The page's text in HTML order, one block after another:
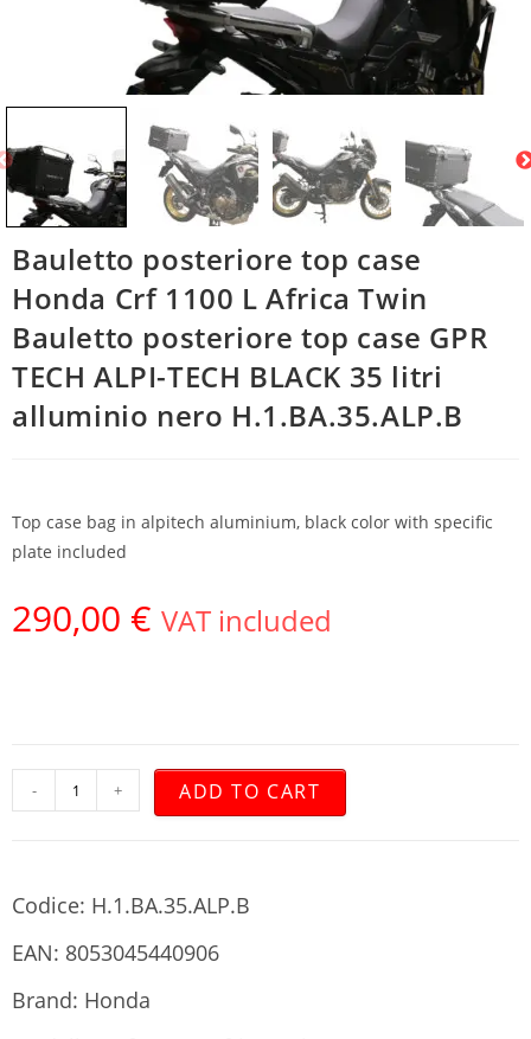
Bauletto posteriore top case
Honda Crf 1100 L Africa Twin
Bauletto posteriore top case GPR
TECH ALPI-TECH BLACK 35 litri
alluminio nero H.1.BA.35.ALP.B
Top case bag in alpitech aluminium, black color with specific
plate included
290,00 € VAT included
- + ADD TO CART
Codice: H.1.BA.35.ALP.B
EAN: 8053045440906
Brand: Honda